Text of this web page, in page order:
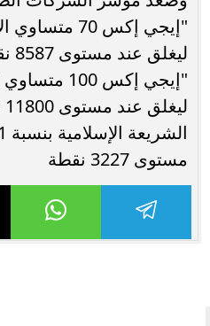
مستوى 3227 نقطة